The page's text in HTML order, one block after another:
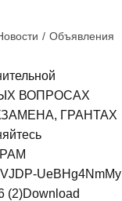
/ Объявления
ВОПРОСАХ
ГРАНТАХ
UeBHg4NmMy
(2)Download